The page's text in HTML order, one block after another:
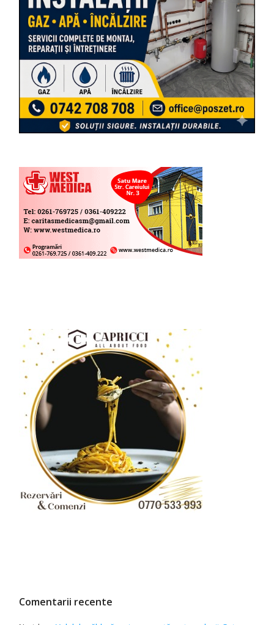
Comentarii recente